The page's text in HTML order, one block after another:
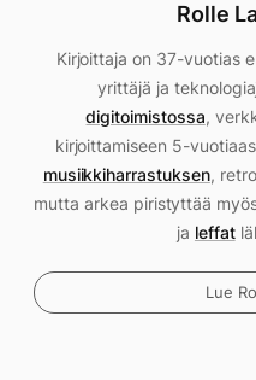
Rolle
Kirjoittaja on 37-vuotias
yrittäjä ja
digitoimistossa,
kirjoittamiseen 5-
musiikkiharrastuksen,
mutta arkea piristyttää
ja leffat
Lue